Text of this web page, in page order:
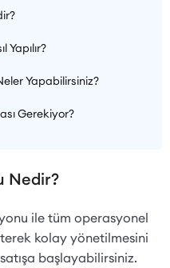
Yapılır?
Yapabilirsiniz?
Gerekiyor?
Nedir?
ile tüm operasyonel
kolay yönetilmesini
başlayabilirsiniz.